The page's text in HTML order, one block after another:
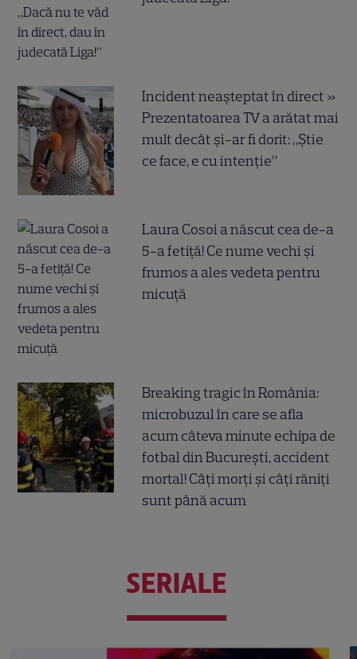
Incident neașteptat în direct »
Prezentatoarea TV a arătat mai
mult decât și-ar fi dorit: „Știe
ce face, e cu intenție”
Laura Cosoi a născut cea de-a
5-a fetiță! Ce nume vechi și
frumos a ales vedeta pentru
micuță
Breaking tragic în România:
microbuzul în care se afla
acum câteva minute echipa de
fotbal din București, accident
mortal! Câți morți și câți răniți
sunt până acum
SERIALE